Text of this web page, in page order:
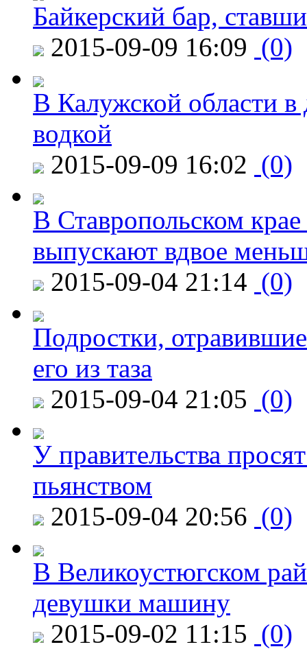
Байкерский бар,
2015-09-09 16:09 (0)
В Калужской области в
водкой
2015-09-09 16:02 (0)
В Ставропольском
выпускают вдвое
2015-09-04 21:14 (0)
Подростки,
его из таза
2015-09-04 21:05 (0)
У правительства
пьянством
2015-09-04 20:56 (0)
В Великоустюгском
девушки машину
2015-09-02 11:15 (0)